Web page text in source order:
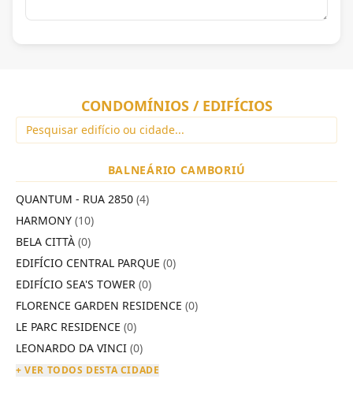
CONDOMÍNIOS / EDIFÍCIOS
BALNEÁRIO CAMBORIÚ
QUANTUM - RUA 2850 (4)
HARMONY (10)
BELA CITTÀ (0)
EDIFÍCIO CENTRAL PARQUE (0)
EDIFÍCIO SEA'S TOWER (0)
FLORENCE GARDEN RESIDENCE (0)
LE PARC RESIDENCE (0)
LEONARDO DA VINCI (0)
+ VER TODOS DESTA CIDADE